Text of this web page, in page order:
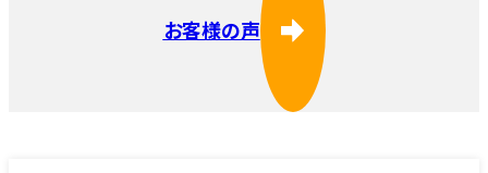
お客様の声